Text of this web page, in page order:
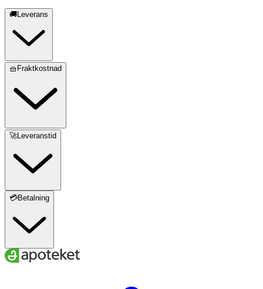
🚚Leverans
🧺Fraktkostnad
🚀Leveranstid
💳Betalning